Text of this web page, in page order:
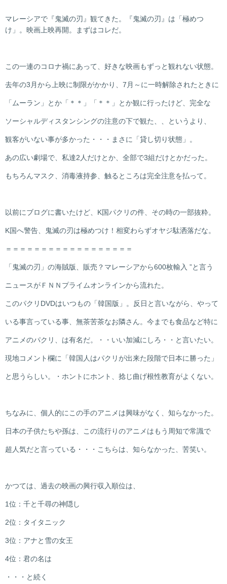
マレーシアで『鬼滅の刃』観てきた。『鬼滅の刃』は「極めつ
け」。映画上映再開。まずはコレだ。
この一連のコロナ禍にあって、好きな映画もずっと観れない状態。
去年の3月から上映に制限がかかり、7月～に一時解除されたときに
「ムーラン」とか「＊＊」「＊＊」とか観に行ったけど、完全な
ソーシャルディスタンシングの注意の下で観た、、というより、
観客がいない事が多かった・・・まさに「貸し切り状態」。
あの広い劇場で、私達2人だけとか、全部で3組だけとかだった。
もちろんマスク、消毒液持参、触るところは完全注意を払って。
以前にブログに書いたけど、K国パクリの件、その時の一部抜粋。
K国へ警告、鬼滅の刃は極めつけ！相変わらずオヤジ駄洒落だな。
＝＝＝＝＝＝＝＝＝＝＝＝＝＝＝＝＝＝
「鬼滅の刃」の海賊版、販売？マレーシアから600枚輸入 ”と言う
ニュースがＦＮＮプライムオンラインから流れた。
このパクリDVDはいつもの「韓国版」。反日と言いながら、やって
いる事言っている事、無茶苦茶なお隣さん。今までも食品など特に
アニメのパクリ、は有名だ。・・いい加減にしろ・・と言いたい。
現地コメント欄に「韓国人はパクリが出来た段階で日本に勝った」
と思うらしい。・ホントにホント、捻じ曲げ根性教育がよくない。
ちなみに、個人的にこの手のアニメは興味がなく、知らなかった。
日本の子供たちや孫は、この流行りのアニメはもう周知で常識で
超人気だと言っている・・・こちらは、知らなかった、苦笑い。
かつては、過去の映画の興行収入順位は、
1位：千と千尋の神隠し
2位：タイタニック
3位：アナと雪の女王
4位：君の名は
・・・と続く